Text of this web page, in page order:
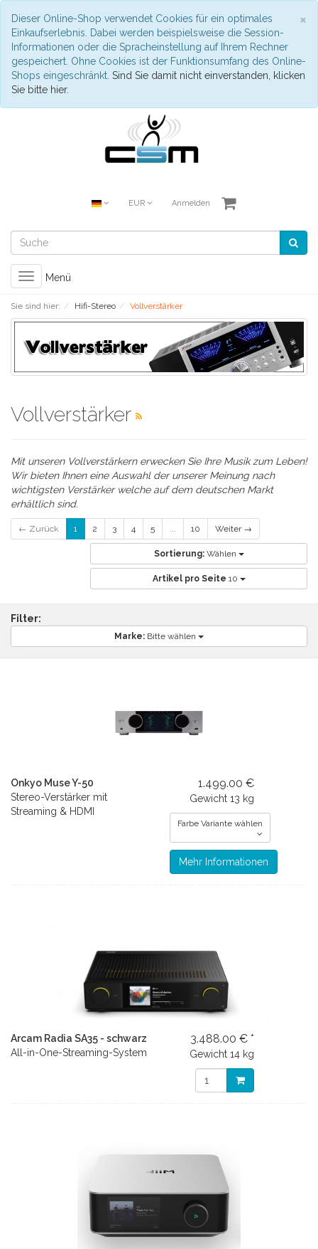
×
Dieser Online-Shop verwendet Cookies für ein optimales
Einkaufserlebnis. Dabei werden beispielsweise die Session-
Informationen oder die Spracheinstellung auf Ihrem Rechner
gespeichert. Ohne Cookies ist der Funktionsumfang des Online-
Shops eingeschränkt. Sind Sie damit nicht einverstanden, klicken
Sie bitte hier.
EUR Anmelden
Toggle
navigation
Menü
Sie sind hier: Hifi-Stereo Vollverstärker
Vollverstärker
Mit unseren Vollverstärkern erwecken Sie Ihre Musik zum Leben!
Wir bieten Ihnen eine Auswahl der unserer Meinung nach
wichtigsten Verstärker welche auf dem deutschen Markt
erhältlich sind.
← Zurück 1 2 3 4 5 ... 10 Weiter →
Sortierung: Wählen
Artikel pro Seite 10
Filter:
Marke: Bitte wählen
Onkyo Muse Y-50
Stereo-Verstärker mit
Streaming & HDMI
1.499.00 €
Gewicht 13 kg
Farbe Variante wählen
Mehr Informationen
Arcam Radia SA35 - schwarz
All-in-One-Streaming-System
3.488.00 € *
Gewicht 14 kg